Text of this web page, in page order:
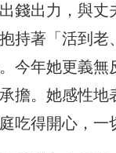
錢出力，與
持著「活到
今年她更義
擔。她感性
吃得開心，一